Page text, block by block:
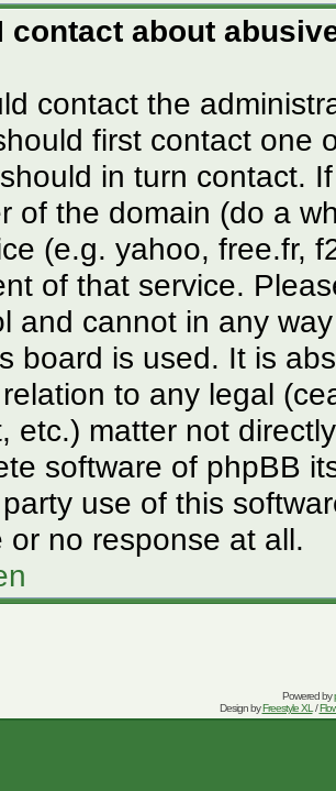
contact about
contact the
first contact one
in turn contact.
of the domain (do a
(e.g. yahoo, free.fr,
of that service.
and cannot in any
board is used. It is
to any legal
etc.) matter not
software of phpBB
use of this
or no response at all.
Powered by
Design byFreestyle XL /